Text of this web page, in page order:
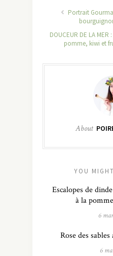
Portrait
DOUCEUR DE LA
pomme, kiwi et
About
YOU
Escalopes de
à la
6
Rose des
6